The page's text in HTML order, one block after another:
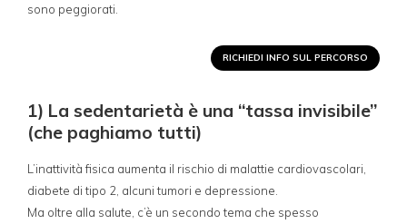
sono peggiorati.
RICHIEDI INFO SUL PERCORSO
1) La sedentarietà è una “tassa invisibile”
(che paghiamo tutti)
L’inattività fisica aumenta il rischio di malattie cardiovascolari,
diabete di tipo 2, alcuni tumori e depressione.
Ma oltre alla salute, c’è un secondo tema che spesso